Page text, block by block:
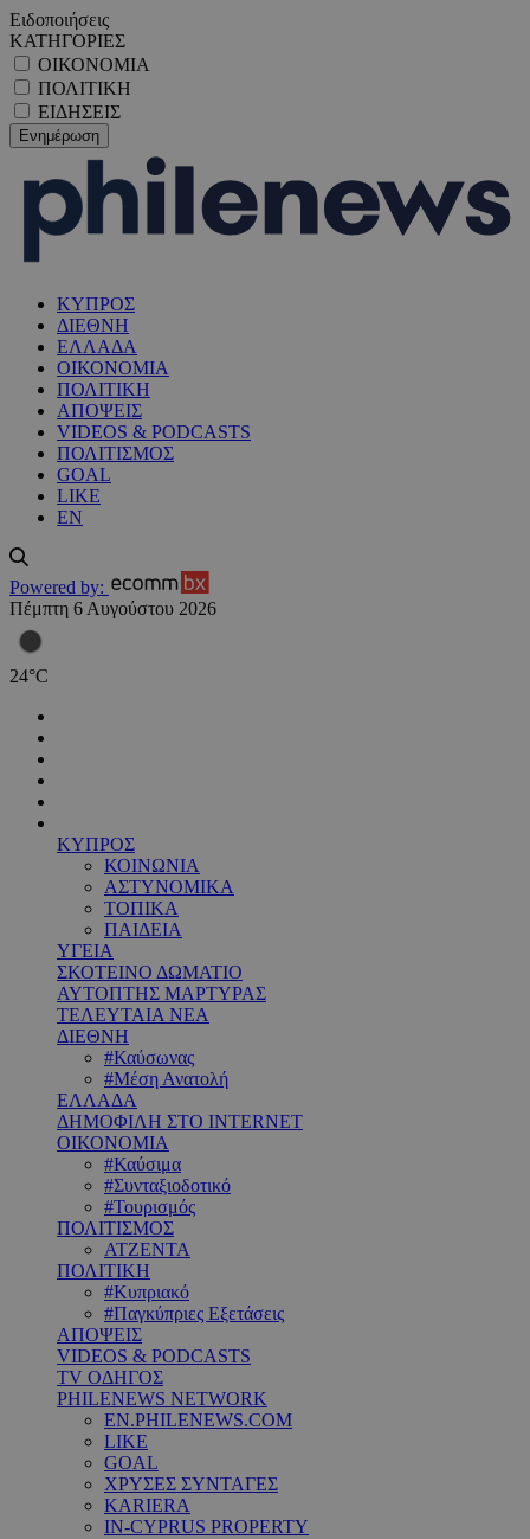
Ειδοποιήσεις
ΚΑΤΗΓΟΡΙΕΣ
ΟΙΚΟΝΟΜΙΑ
ΠΟΛΙΤΙΚΗ
ΕΙΔΗΣΕΙΣ
ΚΥΠΡΟΣ
ΔΙΕΘΝΗ
ΕΛΛΑΔΑ
ΟΙΚΟΝΟΜΙΑ
ΠΟΛΙΤΙΚΗ
ΑΠΟΨΕΙΣ
VIDEOS & PODCASTS
ΠΟΛΙΤΙΣΜΟΣ
GOAL
LIKE
EN
Powered by:
Πέμπτη 6 Αυγούστου 2026
24°C
ΚΥΠΡΟΣ
ΚΟΙΝΩΝΙΑ
ΑΣΤΥΝΟΜΙΚΑ
ΤΟΠΙΚΑ
ΠΑΙΔΕΙΑ
ΥΓΕΙΑ
ΣΚΟΤΕΙΝΟ ΔΩΜΑΤΙΟ
ΑΥΤΟΠΤΗΣ ΜΑΡΤΥΡΑΣ
ΤΕΛΕΥΤΑΙΑ ΝΕΑ
ΔΙΕΘΝΗ
#Καύσωνας
#Μέση Ανατολή
ΕΛΛΑΔΑ
ΔΗΜΟΦΙΛΗ ΣΤΟ INTERNET
ΟΙΚΟΝΟΜΙΑ
#Καύσιμα
#Συνταξιοδοτικό
#Τουρισμός
ΠΟΛΙΤΙΣΜΟΣ
ΑΤΖΕΝΤΑ
ΠΟΛΙΤΙΚΗ
#Κυπριακό
#Παγκύπριες Εξετάσεις
ΑΠΟΨΕΙΣ
VIDEOS & PODCASTS
TV ΟΔΗΓΟΣ
PHILENEWS NETWORK
EN.PHILENEWS.COM
LIKE
GOAL
ΧΡΥΣΕΣ ΣΥΝΤΑΓΕΣ
KARIERA
IN-CYPRUS PROPERTY